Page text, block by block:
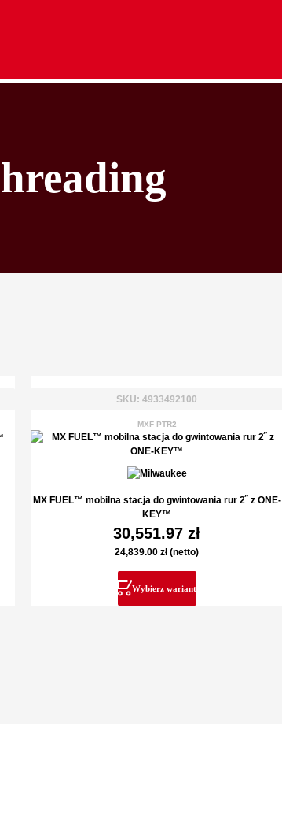
SKU: 4933492100
MXF PTR2
MX FUEL™ mobilna stacja do gwintowania rur 2˝ z ONE-
KEY™
30,551.97 zł
24,839.00 zł(netto)
Wybierz wariant